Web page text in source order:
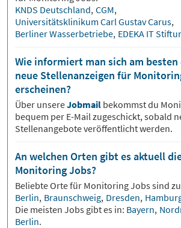
KNDS Deutschland, CGM,
Universitätsklinikum Carl Gustav Carus,
Berliner Wasserbetriebe, EDEKA IT
Wie informiert man sich am besten
neue Stellenanzeigen für
erscheinen?
Über unsereJobmail bekommst du
bequem per E-Mail zugeschickt, sobald
Stellenangebote veröffentlicht werden.
An welchen Orten gibt es aktuell
Monitoring Jobs?
Beliebte Orte für MonitoringJobs sind
Berlin, Braunschweig, Dresden,
Die meisten Jobs gibt es in: Bayern,
Berlin.